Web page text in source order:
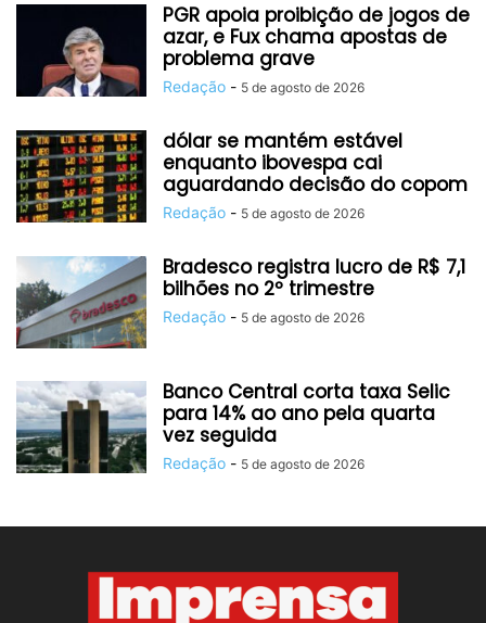
PGR apoia proibição de jogos de
azar, e Fux chama apostas de
problema grave
Redação - 5 de agosto de 2026
dólar se mantém estável
enquanto ibovespa cai
aguardando decisão do copom
Redação - 5 de agosto de 2026
Bradesco registra lucro de R$ 7,1
bilhões no 2º trimestre
Redação - 5 de agosto de 2026
Banco Central corta taxa Selic
para 14% ao ano pela quarta
vez seguida
Redação - 5 de agosto de 2026